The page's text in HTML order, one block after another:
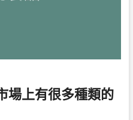
場上有很多種類的